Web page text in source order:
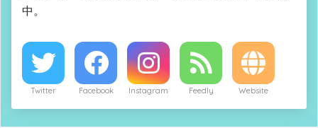
中。
Twitter Facebook Instagram Feedly Website